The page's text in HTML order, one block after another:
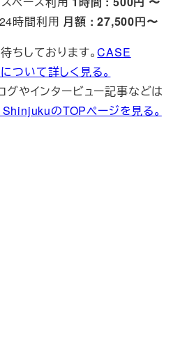
時間利用 月額 : 27,500円〜
ちしております。CASE
ついて詳しく見る。
グやインタービュー記事などは
のTOPページを見る。